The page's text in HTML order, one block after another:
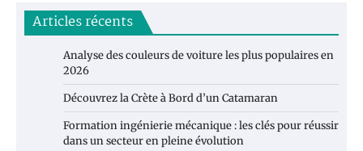
Articles récents
Analyse des couleurs de voiture les plus populaires en
2026
Découvrez la Crète à Bord d’un Catamaran
Formation ingénierie mécanique : les clés pour réussir
dans un secteur en pleine évolution